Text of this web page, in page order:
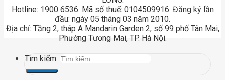
Hotline: 1900 6536. Mã số thuế: 0104509916. Đăng ký lần
đầu: ngày 05 tháng 03 năm 2010.
Địa chỉ: Tầng 2, tháp A Mandarin Garden 2, số 99 phố Tân Mai,
Phường Tương Mai, TP. Hà Nội.
Tìm kiếm: